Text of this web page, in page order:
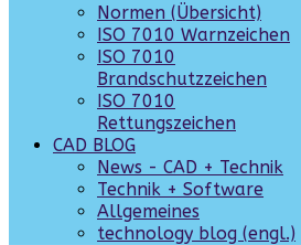
Normen (Übersicht)
ISO 7010 Warnzeichen
ISO 7010
Brandschutzzeichen
ISO 7010
Rettungszeichen
CAD BLOG
News - CAD + Technik
Technik + Software
Allgemeines
technology blog (engl.)